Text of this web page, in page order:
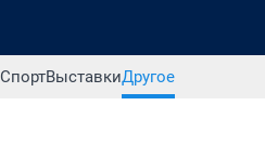
СпортВыставкиДругое